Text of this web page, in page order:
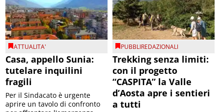
ATTUALITA'
Casa, appello Sunia:
tutelare inquilini
fragili
Per il Sindacato è urgente
aprire un tavolo di confronto
PUBBLIREDAZIONALI
Trekking senza limiti:
con il progetto
“CASPITA” la Valle
d’Aosta apre i sentieri
a tutti